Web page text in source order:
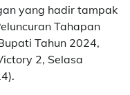
yang hadir tampak
Tahapan
Tahun 2024,
2, Selasa